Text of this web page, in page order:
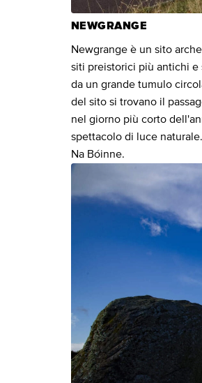
NEWGRANGE
Newgrange è un sito
siti preistorici più antichi e
da un grande tumulo
del sito si trovano il
nel giorno più corto
spettacolo di luce
Na Bóinne.